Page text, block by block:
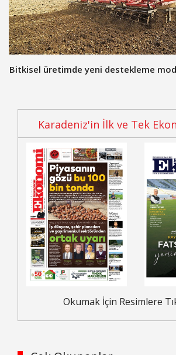
Bitkisel üretimde yeni destekleme
Karadeniz'in İlk ve Tek
Okumak İçin Resimlere